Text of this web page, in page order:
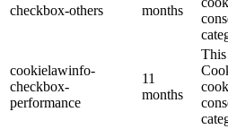
checkbox-others
months
cookielawinfo-
checkbox-
performance
11
months